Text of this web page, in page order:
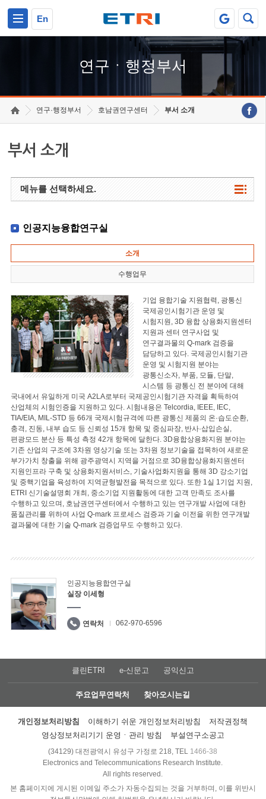
En
연구ㆍ행정부서
연구·행정부서 호남권연구센터 부서 소개
부서 소개
메뉴를 선택하세요.
인공지능융합연구실
소개
수행업무
기업 융합기술 지원협력, 광통신
국제공인시험기관 운영 및
시험지원, 3D 융합 상용화지원센터
지원과 센터 연구사업 및
연구결과물의 Q-mark 검증을
담당하고 있다. 국제공인시험기관
운영 및 시험지원 분야는
광통신소자, 부품, 모듈, 단말,
시스템 등 광통신 전 분야에 대해
국내에서 유일하게 미국 A2LA로부터 국제공인시험기관 자격을 획득하여
산업체의 시험인증을 지원하고 있다. 시험내용은 Telcordia, IEEE, IEC,
TIA/EIA, MIL-STD 등 66개 국제시험규격에 따른 광통신 제품의 온·습도순환,
충격, 진동, 내부 습도 등 신뢰성 15개 항목 및 중심파장, 반사·삽입손실,
편광모드 분산 등 특성 측정 42개 항목에 달한다. 3D융합상용화지원 분야는
기존 산업의 구조에 3차원 영상기술 또는 3차원 정보기술을 접목하여 새로운
부가가치 창출을 위해 광주광역시 지역을 거점으로 3D융합상용화지원센터
지원인프라 구축 및 상용화지원서비스, 기술사업화지원을 통해 3D 강소기업
및 중핵기업을 육성하여 지역균형발전을 목적으로 있다. 또한 1실 1기업 지원,
ETRI 신기술설명회 개최, 중소기업 지원활동에 대한 고객 만족도 조사를
수행하고 있으며, 호남권연구센터에서 수행하고 있는 연구개발 사업에 대한
품질관리를 위하여 사업 Q-mark 프로세스 검증과 기술 이전을 위한 연구개발
결과물에 대한 기술 Q-mark 검증업무도 수행하고 있다.
인공지능융합연구실
실장 이세형
연락처 062-970-6596
클린ETRI e-신문고 공익신고
주요업무연락처 찾아오시는길
개인정보처리방침 이해하기 쉬운 개인정보처리방침
저작권정책
영상정보처리기기 운영ㆍ관리 방침
부설연구소공고
(34129) 대전광역시 유성구 가정로 218, TEL 1466-38
Electronics and Telecommunications Research Institute.
All rights reserved.
본 홈페이지에 게시된 이메일 주소가 자동수집되는 것을 거부하며, 이를 위반시